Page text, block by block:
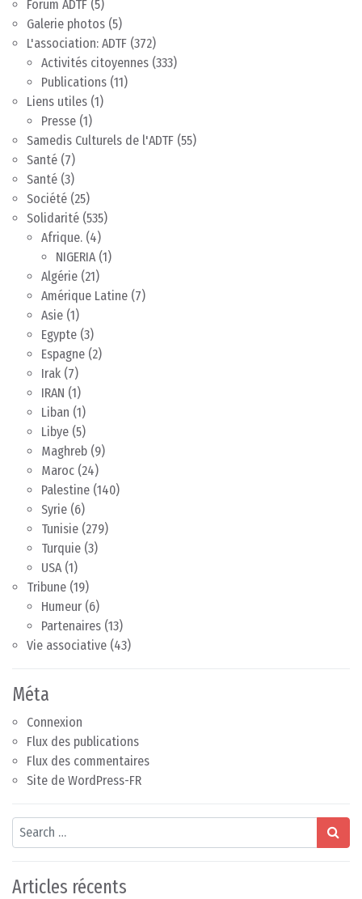
Forum ADTF (5)
Galerie photos (5)
L'association: ADTF (372)
Activités citoyennes (333)
Publications (11)
Liens utiles (1)
Presse (1)
Samedis Culturels de l'ADTF (55)
Santé (7)
Santé (3)
Société (25)
Solidarité (535)
Afrique. (4)
NIGERIA(1)
Algérie (21)
Amérique Latine (7)
Asie (1)
Egypte (3)
Espagne (2)
Irak (7)
IRAN (1)
Liban (1)
Libye (5)
Maghreb (9)
Maroc (24)
Palestine (140)
Syrie (6)
Tunisie (279)
Turquie (3)
USA(1)
Tribune (19)
Humeur (6)
Partenaires (13)
Vie associative (43)
Méta
Connexion
Flux des publications
Flux des commentaires
Site de WordPress-FR
Search
Articles récents